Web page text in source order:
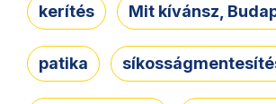
kerítés Mit kívánsz,
patika